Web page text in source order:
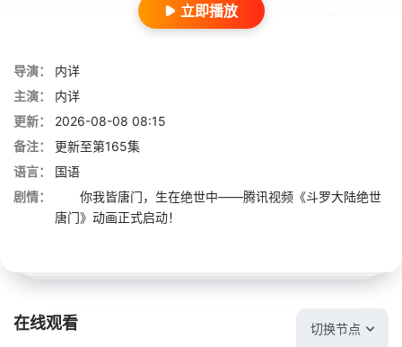
立即播放
导演：
内详
主演：
内详
更新：
2026-08-08 08:15
备注：
更新至第165集
语言：
国语
剧情：
你我皆唐门，生在绝世中——腾讯视频《斗罗大陆绝世
唐门》动画正式启动！
在线观看 切换节点